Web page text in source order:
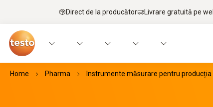
Direct de la producător Livrare gratuită pe
Home Pharma Instrumente măsurare pentru